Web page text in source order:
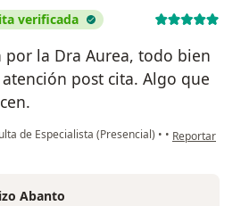
verificada
por la Dra Aurea, todo bien
post cita. Algo que
de Especialista (Presencial) • • en opinión
Reportar
Abanto